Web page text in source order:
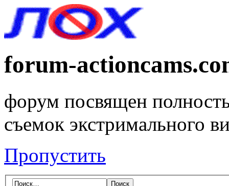
forum-
форум посвящен
съемок экстримального
Пропустить